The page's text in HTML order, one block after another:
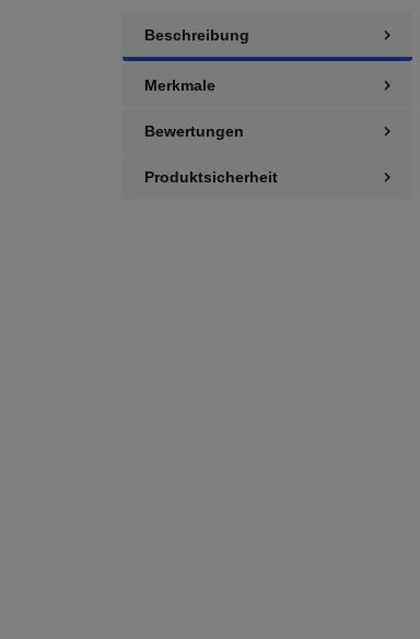
Beschreibung
Merkmale
Bewertungen
Produktsicherheit